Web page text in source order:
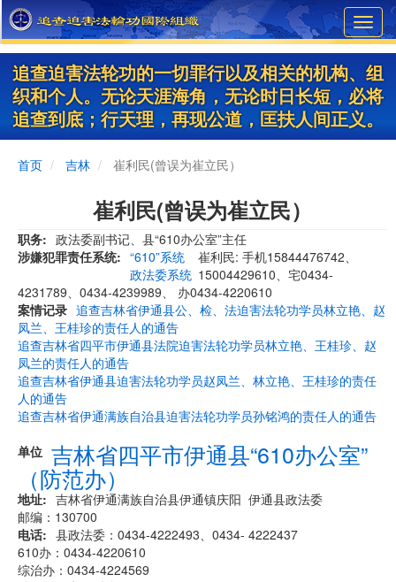
Skip
to
main
content
追查迫害法轮功的一切罪行以及相关的机构、组
织和个人。无论天涯海角，无论时日长短，必将
追查到底；行天理，再现公道，匡扶人间正义。
首页 吉林 崔利民(曾误为崔立民）
崔利民(曾误为崔立民）
职务
政法委副书记、县“610办公室”主任
涉嫌犯罪责任系统
“610”系统
政法委系统
崔利民: 手机15844476742、
15004429610、宅0434-
4231789、0434-4239989、 办0434-4220610
案情记录 追查吉林省伊通县公、检、法迫害法轮功学员林立艳、赵
凤兰、王桂珍的责任人的通告
追查吉林省四平市伊通县法院迫害法轮功学员林立艳、王桂珍、赵
凤兰的责任人的通告
追查吉林省伊通县迫害法轮功学员赵凤兰、林立艳、王桂珍的责任
人的通告
追查吉林省伊通满族自治县迫害法轮功学员孙铭鸿的责任人的通告
单位 吉林省四平市伊通县“610办公室”
（防范办）
地址
吉林省伊通满族自治县伊通镇庆阳 伊通县政法委
邮编：130700
电话
县政法委：0434-4222493、0434- 4222437
610办：0434-4220610
综治办：0434-4224569